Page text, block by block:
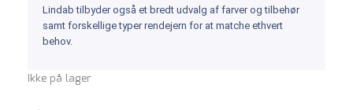
Lindab tilbyder også et bredt udvalg af farver og tilbehør
samt forskellige typer rendejern for at matche ethvert
behov.
Ikke på lager